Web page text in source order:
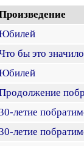
бы это значило
летие
летие